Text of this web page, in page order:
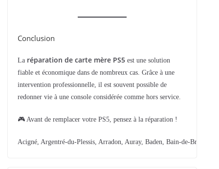
Conclusion
La réparation de carte mère PS5 est une solution
fiable et économique dans de nombreux cas. Grâce à une
intervention professionnelle, il est souvent possible de
redonner vie à une console considérée comme hors service.
🎮 Avant de remplacer votre PS5, pensez à la réparation !
Acigné, Argentré-du-Plessis, Arradon, Auray, Baden, Bain-de-